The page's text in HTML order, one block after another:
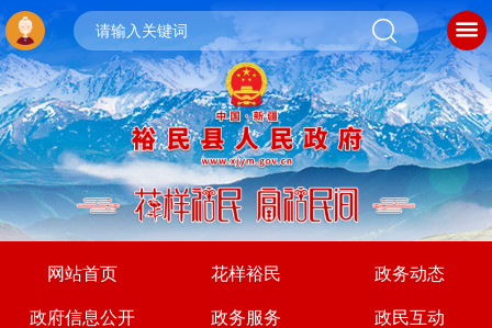
网站首页 花样裕民 政务动态
政府信息公开 政务服务 政民互动